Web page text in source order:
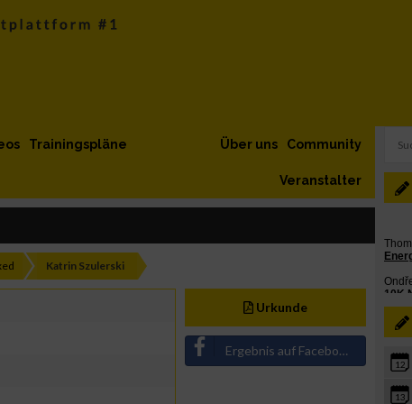
Trainingspläne Community
Über uns
Veranstalter
Katrin Szulerski
Urkunde
Ergebnis auf Facebook teilen
12
13